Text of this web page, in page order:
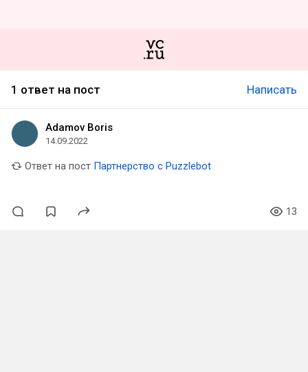
1 ответ на пост Написать
Adamov Boris
14.09.2022
Ответ на пост Партнерство с Puzzlebot
13